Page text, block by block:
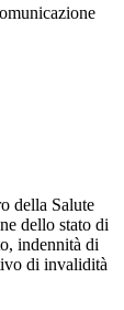
della Salute
dello stato di
indennità di
di invalidità